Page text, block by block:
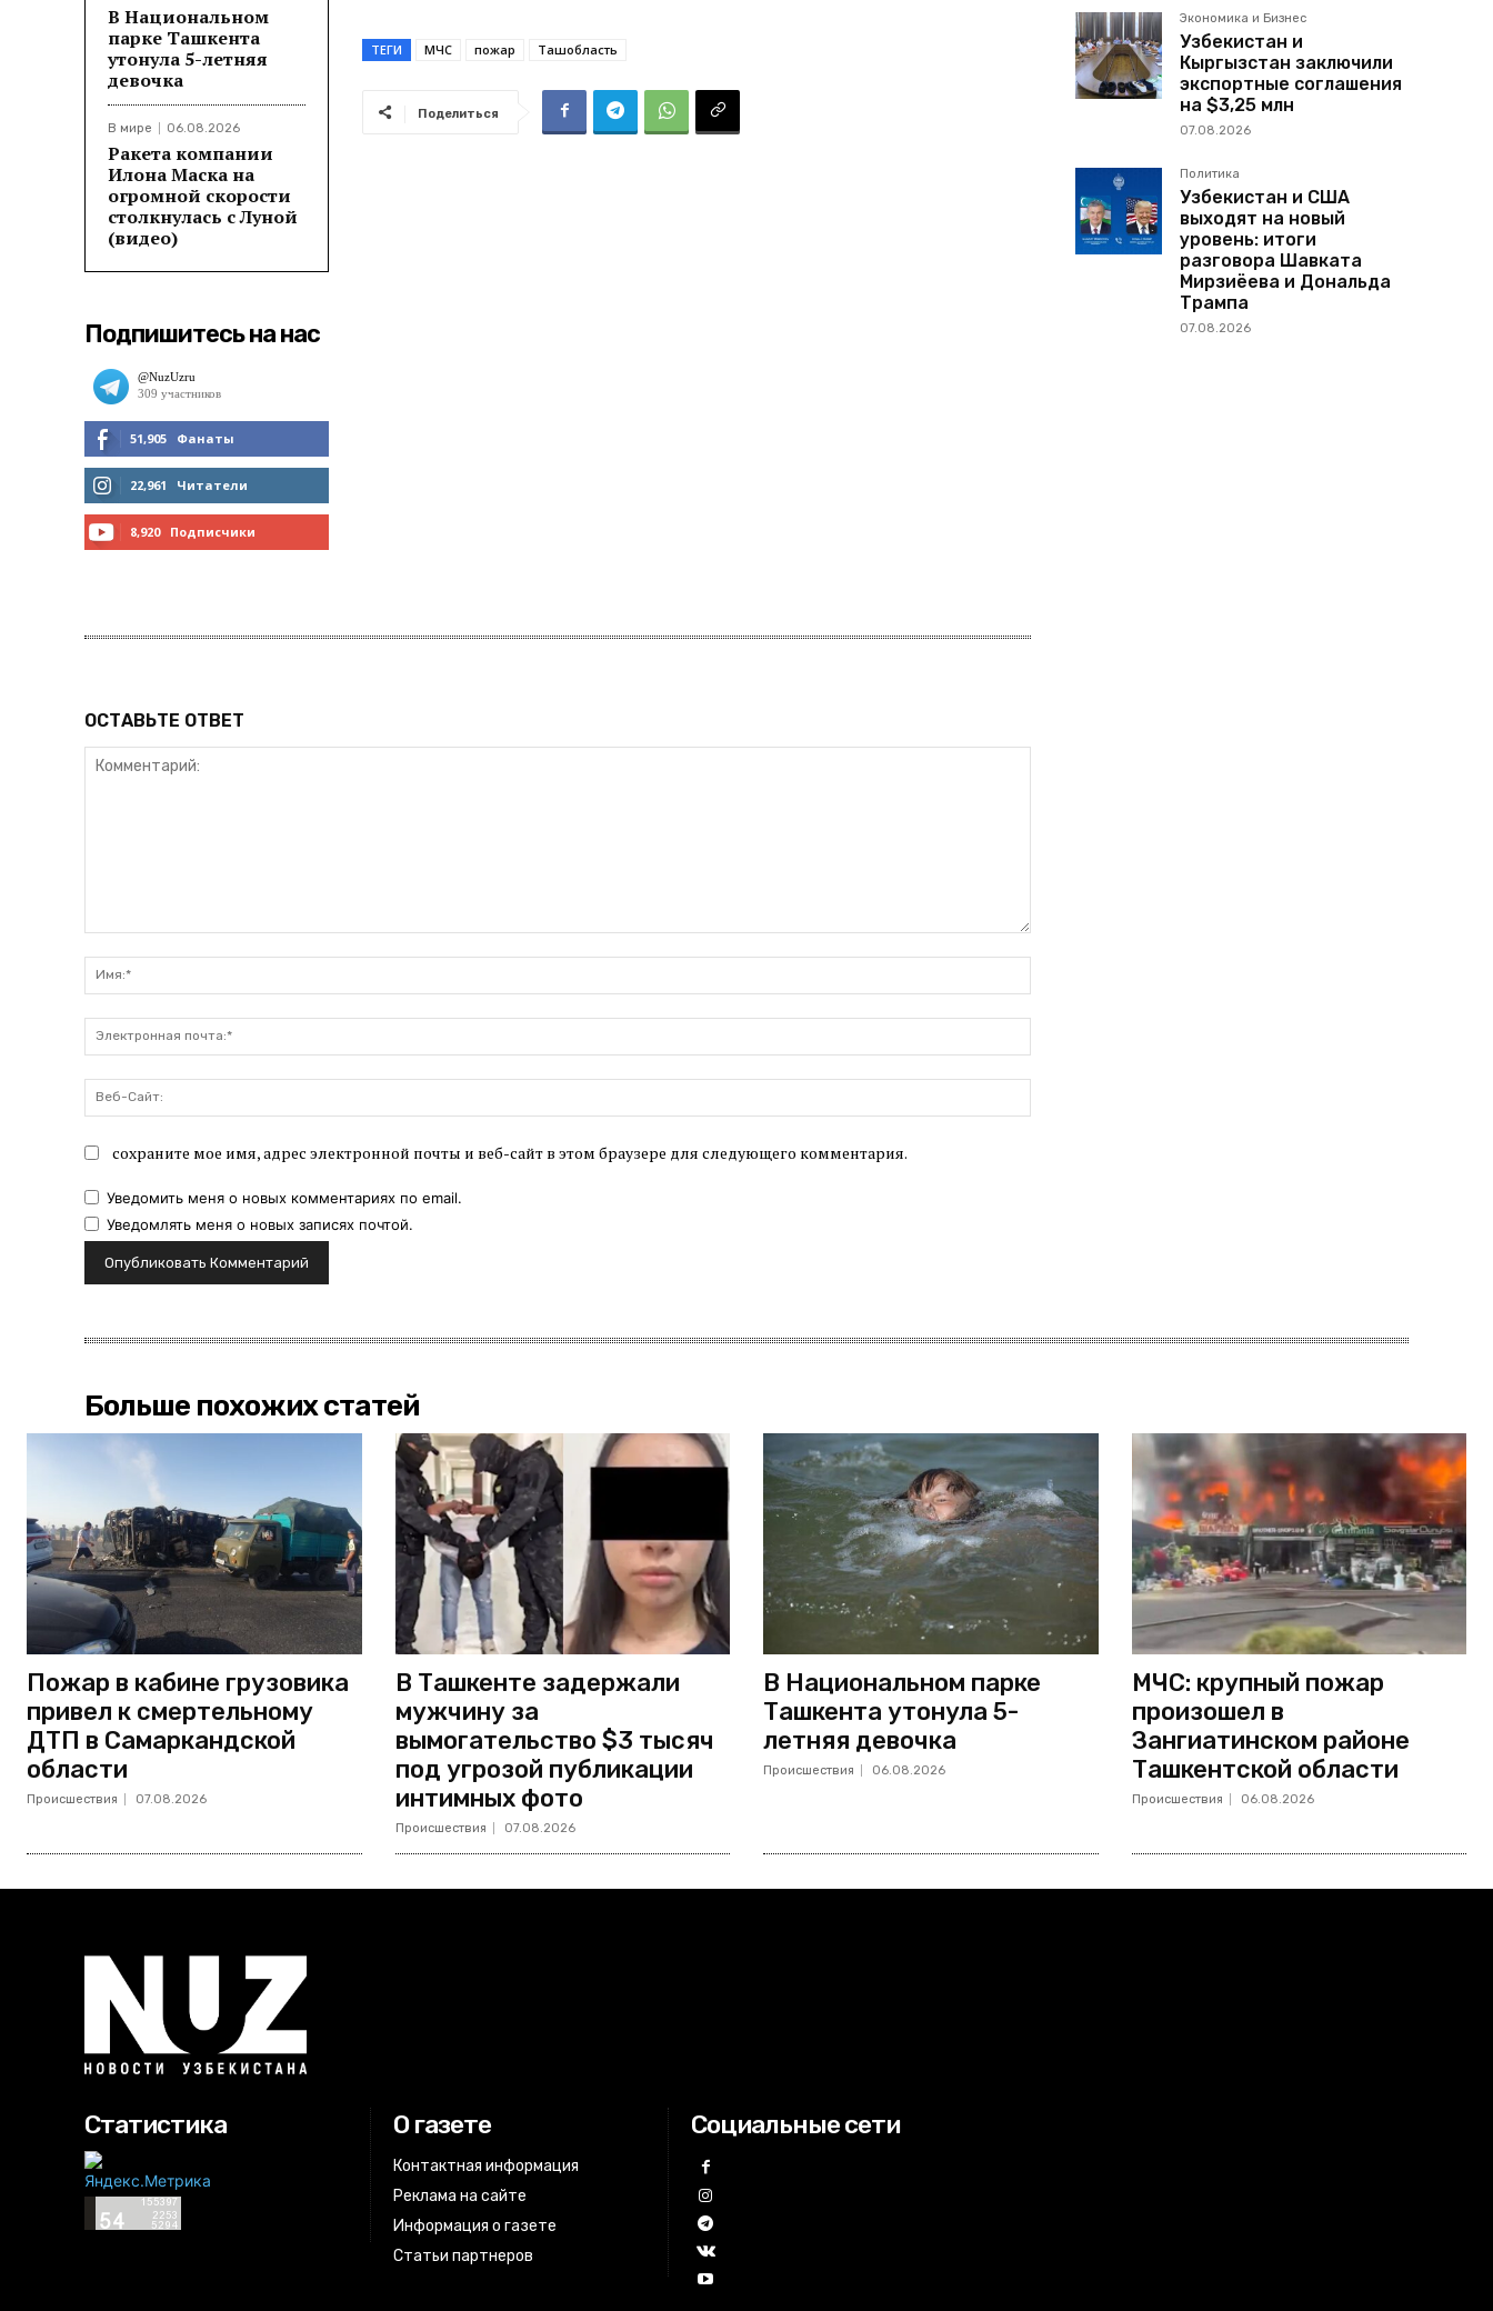
В Национальном
парке Ташкента
утонула 5-летняя
девочка
В мире 06.08.2026
Ракета компании
Илона Маска на
огромной скорости
столкнулась с Луной
(видео)
Подпишитесь на нас
51,905 Фанаты
МНЕ НРАВИТСЯ
22,961 Читатели
8,920 Подписчики
ТЕГИ МЧС пожар Ташобласть
Поделиться
ОСТАВЬТЕ ОТВЕТ
почта:*
Сайт:
сохраните мое имя, адрес электронной почты и веб-сайт в этом браузере для следующего комментария.
Уведомить меня о новых комментариях по email.
Уведомлять меня о новых записях почтой.
Экономика и Бизнес
Узбекистан и
Кыргызстан заключили
экспортные соглашения
на $3,25 млн
07.08.2026
Политика
Узбекистан и США
выходят на новый
уровень: итоги
разговора Шавката
Мирзиёева и Дональда
Трампа
07.08.2026
Больше похожих статей
Пожар в кабине грузовика
привел к смертельному
ДТП в Самаркандской
области
Происшествия 07.08.2026
В Ташкенте задержали
мужчину за
вымогательство $3 тысяч
под угрозой публикации
интимных фото
Происшествия 07.08.2026
В Национальном парке
Ташкента утонула 5-
летняя девочка
Происшествия 06.08.2026
МЧС: крупный пожар
произошел в
Зангиатинском районе
Ташкентской области
Происшествия 06.08.2026
Статистика О газете
Контактная информация
Реклама на сайте
Информация о газете
Статьи партнеров
Социальные сети